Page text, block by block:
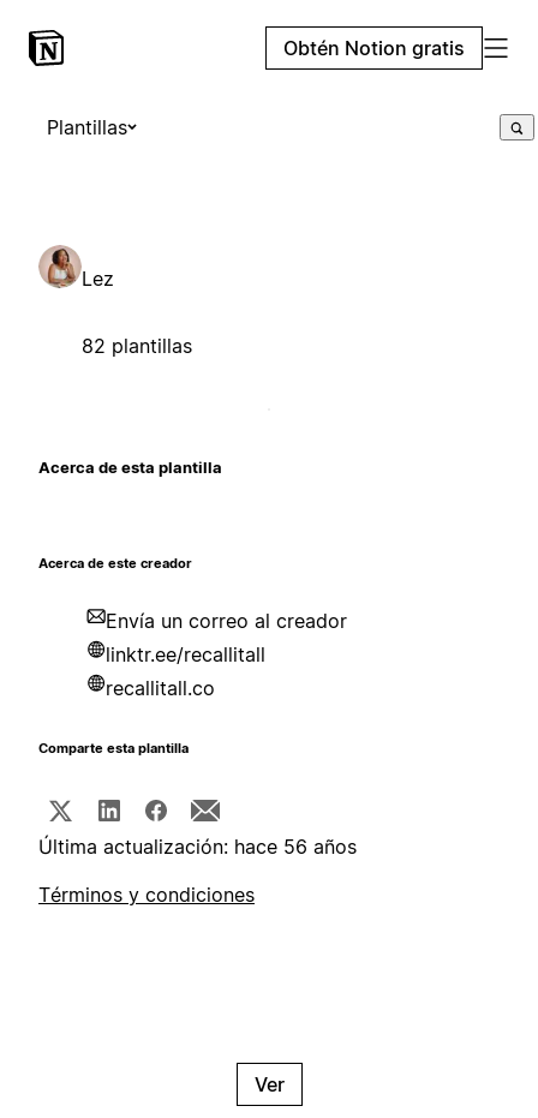
Obtén Notion gratis
Plantillas
Lez
82 plantillas
Acerca de esta plantilla
Acerca de este creador
Envía un correo al creador
linktr.ee/recallitall
recallitall.co
Comparte esta plantilla
Última actualización: hace 56 años
Términos y condiciones
Ver